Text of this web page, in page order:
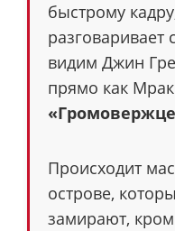
быстрому
видим Джин
прямо как
Происходит
острове,
замирают,